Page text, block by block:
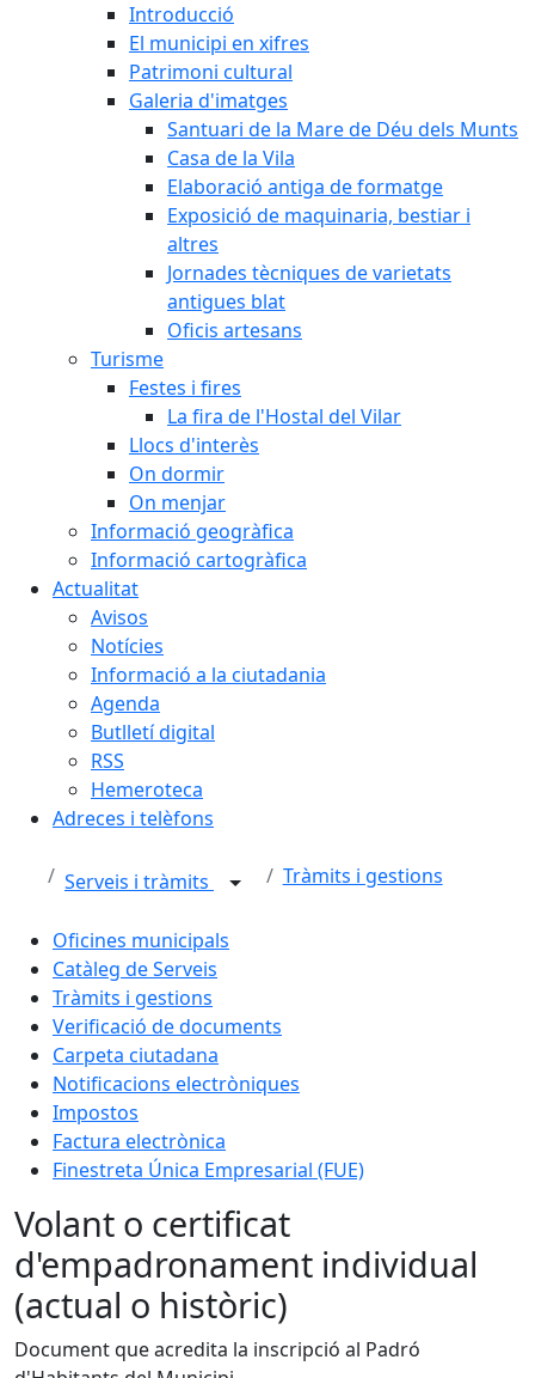
Introducció
El municipi en xifres
Patrimoni cultural
Galeria d'imatges
Santuari de la Mare de Déu dels Munts
Casa de la Vila
Elaboració antiga de formatge
Exposició de maquinaria, bestiar i
altres
Jornades tècniques de varietats
antigues blat
Oficis artesans
Turisme
Festes i fires
La fira de l'Hostal del Vilar
Llocs d'interès
On dormir
On menjar
Informació geogràfica
Informació cartogràfica
Actualitat
Avisos
Notícies
Informació a la ciutadania
Agenda
Butlletí digital
RSS
Hemeroteca
Adreces i telèfons
Serveis i tràmits Tràmits i gestions
Oficines municipals
Catàleg de Serveis
Tràmits i gestions
Verificació de documents
Carpeta ciutadana
Notificacions electròniques
Impostos
Factura electrònica
Finestreta Única Empresarial (FUE)
Volant o certificat
d'empadronament individual
(actual o històric)
Document que acredita la inscripció al Padró